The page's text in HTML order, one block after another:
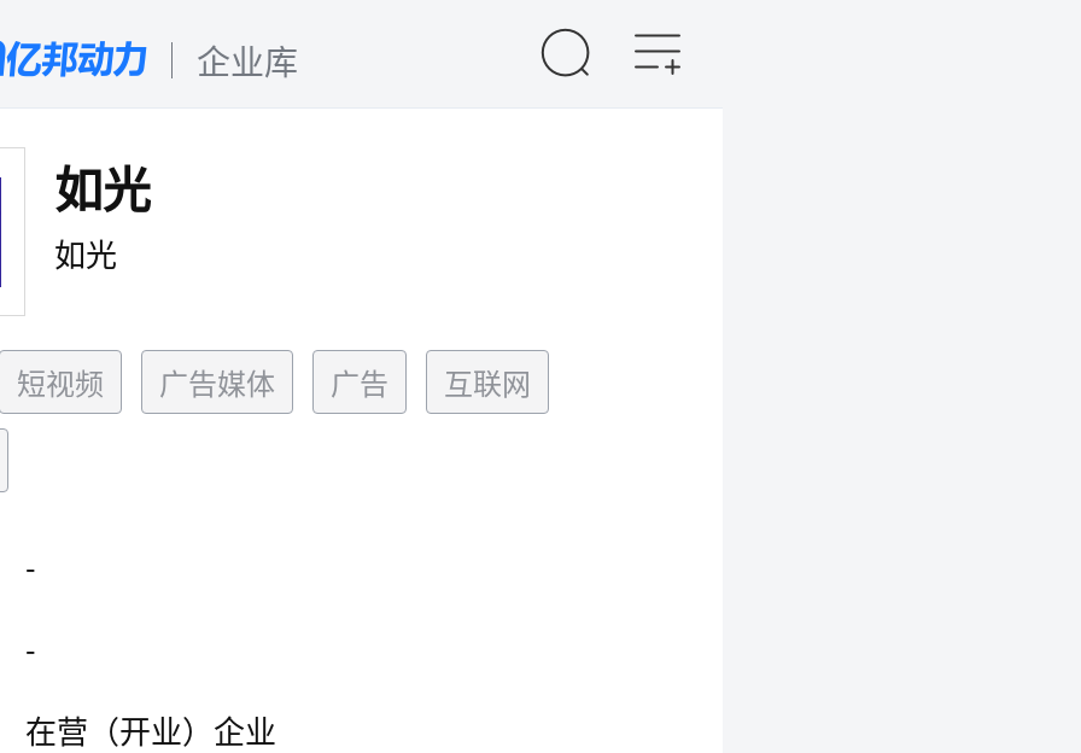
企业库
如光
如光
短视频 广告媒体 广告 互联网
-
-
在营（开业）企业